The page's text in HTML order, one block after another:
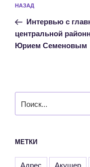
по
записям
Предыдущая
запись:
НАЗАД
Интервью с
центральной
Юрием Семеновым
МЕТКИ
Адрес Акушер